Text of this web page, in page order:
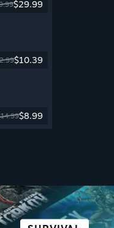
$29.99
$10.39
$8.99
SCIENCE FICTION I